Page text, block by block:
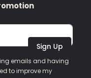
Sign Up
emails and having
to improve my